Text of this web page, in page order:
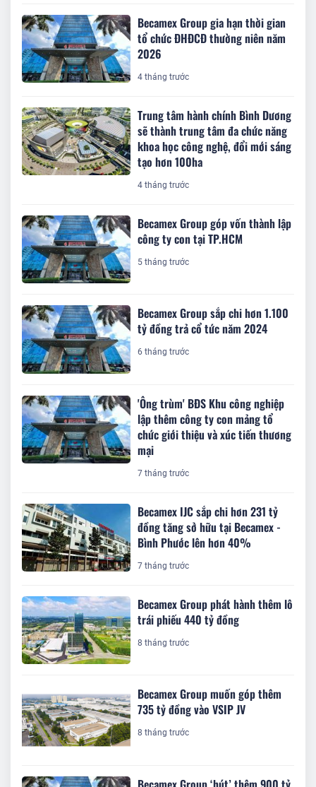
Becamex Group gia hạn thời gian
tổ chức ĐHĐCĐ thường niên năm
2026
4 tháng trước
Trung tâm hành chính Bình Dương
sẽ thành trung tâm đa chức năng
khoa học công nghệ, đổi mới sáng
tạo hơn 100ha
4 tháng trước
Becamex Group góp vốn thành lập
công ty con tại TP.HCM
5 tháng trước
Becamex Group sắp chi hơn 1.100
tỷ đồng trả cổ tức năm 2024
6 tháng trước
'Ông trùm' BĐS Khu công nghiệp
lập thêm công ty con mảng tổ
chức giới thiệu và xúc tiến thương
mại
7 tháng trước
Becamex IJC sắp chi hơn 231 tỷ
đồng tăng sở hữu tại Becamex -
Bình Phước lên hơn 40%
7 tháng trước
Becamex Group phát hành thêm lô
trái phiếu 440 tỷ đồng
8 tháng trước
Becamex Group muốn góp thêm
735 tỷ đồng vào VSIP JV
8 tháng trước